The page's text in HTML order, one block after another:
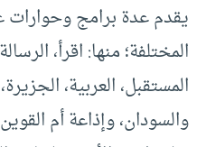
يقدم عدة برامج وحوارات
المختلفة؛ منها: اقرأ،
المستقبل، العربية،
والسودان، وإذاعة أم